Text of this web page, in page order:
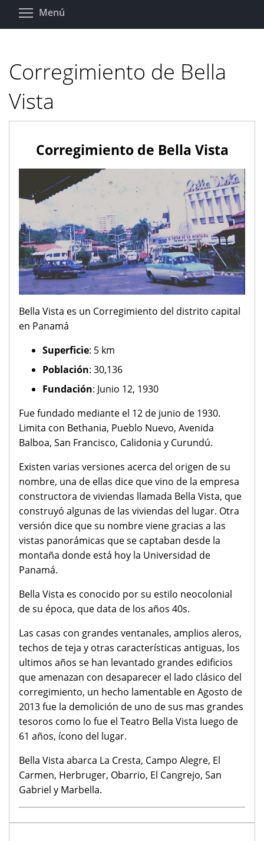
Pasar
Menú
Corregimiento de Bella
Vista
Corregimiento de Bella Vista
Bella Vista es un Corregimiento del distrito capital
en Panamá
Superficie: 5 km
Población: 30,136
Fundación: Junio 12, 1930
Fue fundado mediante el 12 de junio de 1930.
Limita con Bethania, Pueblo Nuevo, Avenida
Balboa, San Francisco, Calidonia y Curundú.
Existen varias versiones acerca del origen de su
nombre, una de ellas dice que vino de la empresa
constructora de viviendas llamada Bella Vista, que
construyó algunas de las viviendas del lugar. Otra
versión dice que su nombre viene gracias a las
vistas panorámicas que se captaban desde la
montaña donde está hoy la Universidad de
Panamá.
Bella Vista es conocido por su estilo neocolonial
de su época, que data de los años 40s.
Las casas con grandes ventanales, amplios aleros,
techos de teja y otras características antiguas, los
ultimos años se han levantado grandes edificios
que amenazan con desaparecer el lado clásico del
corregimiento, un hecho lamentable en Agosto de
2013 fue la demolición de uno de sus mas grandes
tesoros como lo fue el Teatro Bella Vista luego de
61 años, ícono del lugar.
Bella Vista abarca La Cresta, Campo Alegre, El
Carmen, Herbruger, Obarrio, El Cangrejo, San
Gabriel y Marbella.